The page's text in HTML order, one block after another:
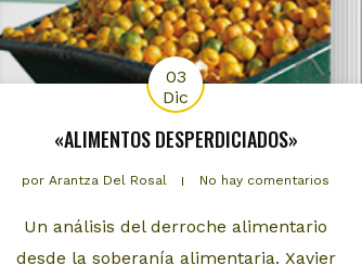
03
Dic
«ALIMENTOS DESPERDICIADOS»
por Arantza Del Rosal No hay comentarios
Un análisis del derroche alimentario
desde la soberanía alimentaria. Xavier